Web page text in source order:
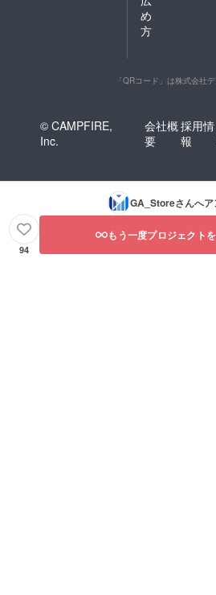
め
方
「QRコード」は株式会社
© CAMPFIRE,
Inc.
会社概
要
採用情
報
GA_Storeさんへ
94
もう一度プロジェクト